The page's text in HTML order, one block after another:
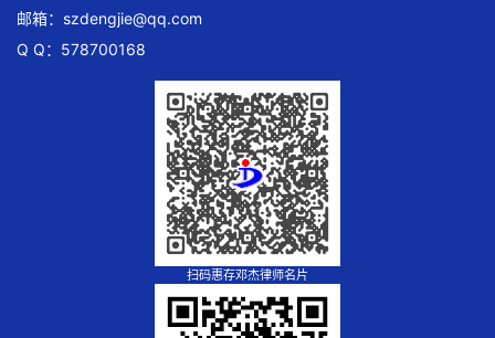
邮箱： szdengjie@qq.com
Q Q：578700168
扫码惠存邓杰律师名片